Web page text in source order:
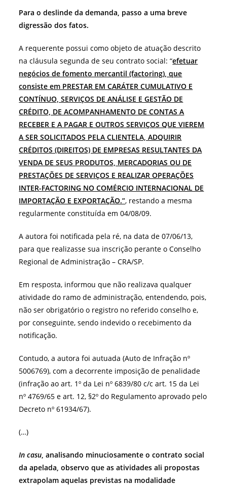
Para o deslinde da demanda, passo a uma breve
digressão dos fatos.
A requerente possui como objeto de atuação descrito
na cláusula segunda de seu contrato social: “efetuar
negócios de fomento mercantil (factoring), que
consiste em PRESTAR EM CARÁTER CUMULATIVO E
CONTÍNUO, SERVIÇOS DE ANÁLISE E GESTÃO DE
CRÉDITO, DE ACOMPANHAMENTO DE CONTAS A
RECEBER E A PAGAR E OUTROS SERVIÇOS QUE VIEREM
A SER SOLICITADOS PELA CLIENTELA, ADQUIRIR
CRÉDITOS (DIREITOS) DE EMPRESAS RESULTANTES DA
VENDA DE SEUS PRODUTOS, MERCADORIAS OU DE
PRESTAÇÕES DE SERVIÇOS E REALIZAR OPERAÇÕES
INTER-FACTORING NO COMÉRCIO INTERNACIONAL DE
IMPORTAÇÃO E EXPORTAÇÃO.”, restando a mesma
regularmente constituída em 04/08/09.
A autora foi notificada pela ré, na data de 07/06/13,
para que realizasse sua inscrição perante o Conselho
Regional de Administração – CRA/SP.
Em resposta, informou que não realizava qualquer
atividade do ramo de administração, entendendo, pois,
não ser obrigatório o registro no referido conselho e,
por conseguinte, sendo indevido o recebimento da
notificação.
Contudo, a autora foi autuada (Auto de Infração nº
5006769), com a decorrente imposição de penalidade
(infração ao art. 1º da Lei nº 6839/80 c/c art. 15 da Lei
nº 4769/65 e art. 12, §2º do Regulamento aprovado pelo
Decreto nº 61934/67).
(…)
In casu, analisando minuciosamente o contrato social
da apelada, observo que as atividades ali propostas
extrapolam aquelas previstas na modalidade